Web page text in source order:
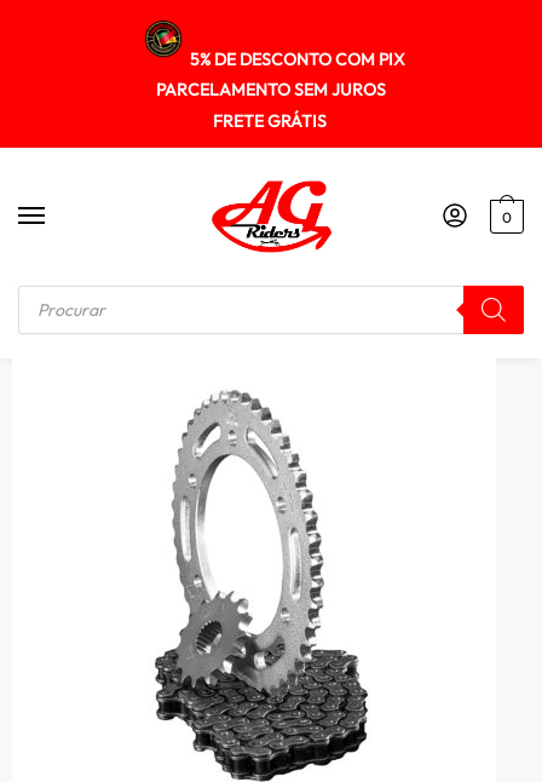
5% DE DESCONTO COM PIX
PARCELAMENTO SEM JUROS
FRETE GRÁTIS
0
Início / KIT RELAÇÃO Kit Transmissao Darom Fazer 250 18/ – Fz25 18/